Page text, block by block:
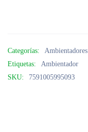
Categorías:
Ambientadores
Etiquetas:
Ambientador
SKU:
7591005995093